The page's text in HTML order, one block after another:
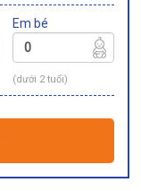
Em bé
(dưới 2 tuổi)